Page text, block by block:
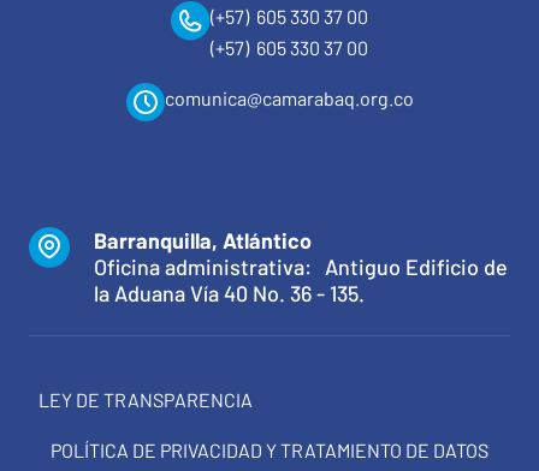
(+57) 605 330 37 00
(+57) 605 330 37 00
comunica@camarabaq.org.co
Barranquilla, Atlántico
Oficina administrativa: Antiguo Edificio de
la Aduana Vía 40 No. 36 - 135.
LEY DE TRANSPARENCIA
POLÍTICA DE PRIVACIDAD Y TRATAMIENTO DE DATOS